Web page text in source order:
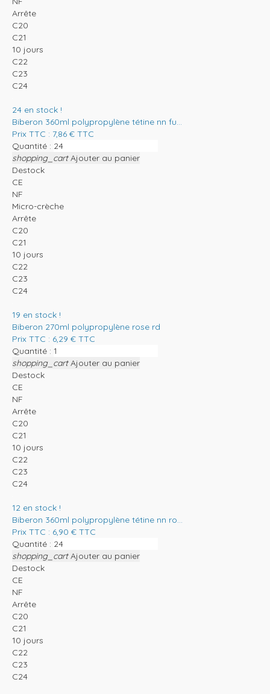
Arrête
C20
C21
10 jours
C22
C23
C24
24 en stock !
Biberon 360ml polypropylène tétine nn fu...
Prix TTC : 7,86 € TTC
Quantité :
shopping_cart Ajouter au panier
Destock
CE
NF
Micro-crèche
Arrête
C20
C21
10 jours
C22
C23
C24
19 en stock !
Biberon 270ml polypropylène rose rd
Prix TTC : 6,29 € TTC
Quantité :
shopping_cart Ajouter au panier
Destock
CE
NF
Arrête
C20
C21
10 jours
C22
C23
C24
12 en stock !
Biberon 360ml polypropylène tétine nn ro...
Prix TTC : 6,90 € TTC
Quantité :
shopping_cart Ajouter au panier
Destock
CE
NF
Arrête
C20
C21
10 jours
C22
C23
C24